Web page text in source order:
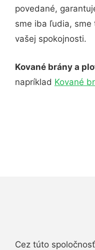
povedané,
sme iba ľudia, sme
vašej spokojnosti.
Kované brány a
napríklad Kované
Cez túto